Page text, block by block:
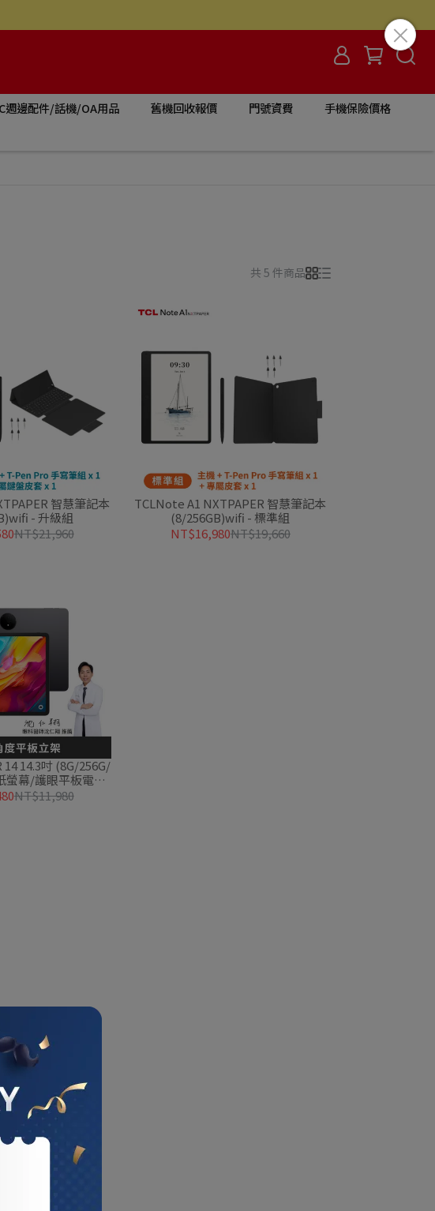
週邊配件/話機/OA用品 舊機回收報價 門號資費
手機保險價格
共 5 件商品
智慧筆記本
(8/256GB)wifi - 升級組
NT$21,960
TCLNote A1 NXTPAPER 智慧筆記本
(8/256GB)wifi - 標準組
NT$16,980NT$19,660
14 14.3吋 (8G/256G/
幕/護眼平板電腦)
立架+掀蓋可立皮套
NT$11,980